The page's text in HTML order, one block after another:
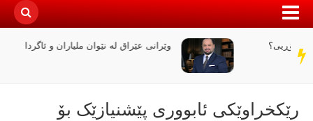
سەر
دێڕ
وێرانی عێراق لە نێوان ملیاران و ئاگردا
رێکخراوێکی ئابووری پێشنیازێک بۆ